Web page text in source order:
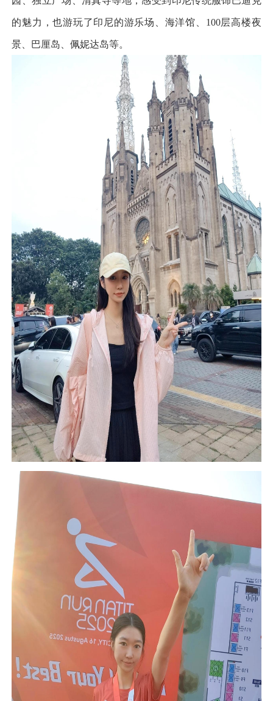
的魅力，也游玩了印尼的游乐场、海洋馆、 100层高楼夜
景、巴厘岛、佩妮达岛等。